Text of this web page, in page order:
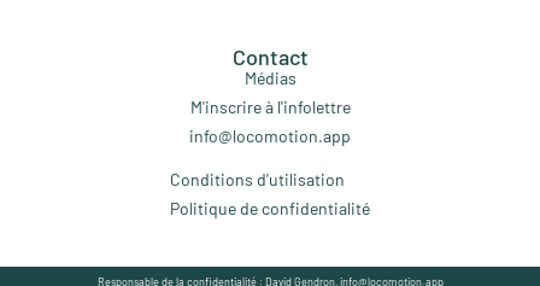
Contact
Médias
M'inscrire à l'infolettre
info@locomotion.app
Conditions d'utilisation
Politique de confidentialité
Responsable de la confidentialité : David Gendron, info@locomotion.app